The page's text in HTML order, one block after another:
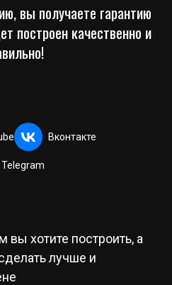
вы получаете гарантию
построен качественно и
Вконтакте
Telegram
вы хотите построить, а
лучше и